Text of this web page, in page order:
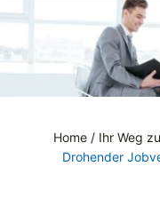
Home/ Ihr Weg
Drohender